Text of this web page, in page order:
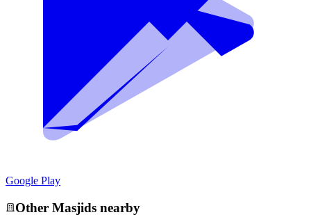
Google Play
Other Masjids nearby